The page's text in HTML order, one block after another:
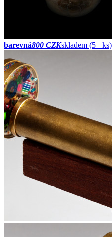
barevná800 CZKskladem (5+ ks)